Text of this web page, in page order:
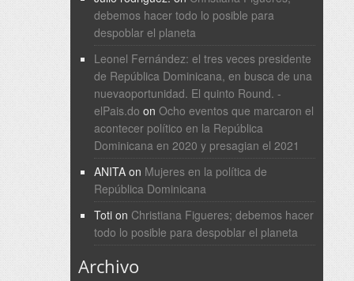
debemos hacer todo lo posible para
despoblar el planeta
Leonel Fernández: el tres veces presidente
de República Dominicana, en busca de una
nuevaoportunidad. El quinto Round. -
elPais.do on Ocho eventos que marcaron el
acontecer político en la República
Dominicana en 2020 y presagian el 2021
ANITAon Mujeres en la política de
República Dominicana
Totion Christiana Figueres; debemos hacer
todo lo posible para despoblar el planeta
Archivo